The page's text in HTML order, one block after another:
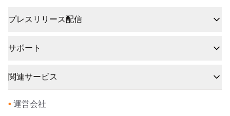
プレスリリース配信
サポート
関連サービス
• 運営会社